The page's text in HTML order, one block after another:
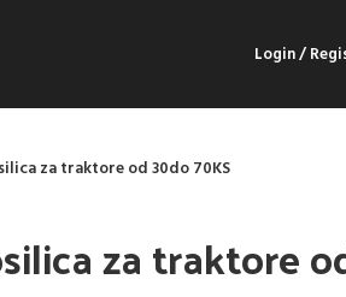
Login /
za traktore od 30do 70KS
za traktore